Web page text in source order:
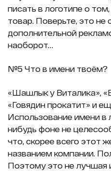
писать в логотипе о
товар. Поверьте, это не
дополнительной
наоборот…
№5 Что в имени твоём?
«Шашлык у Виталика»,
«Говядин прокатит» и
Использование имени в
нибудь фоне не
что, скорее всего этот
названием компании.
Поэтому это не лучшая